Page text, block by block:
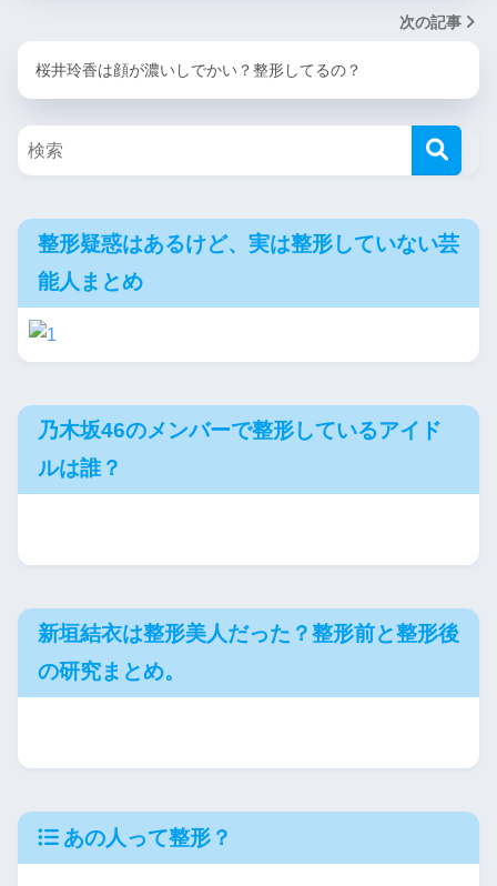
次の記事
桜井玲香は顔が濃いしでかい？整形してるの？
整形疑惑はあるけど、実は整形していない芸
能人まとめ
乃木坂46のメンバーで整形しているアイド
ルは誰？
新垣結衣は整形美人だった？整形前と整形後
の研究まとめ。
あの人って整形？